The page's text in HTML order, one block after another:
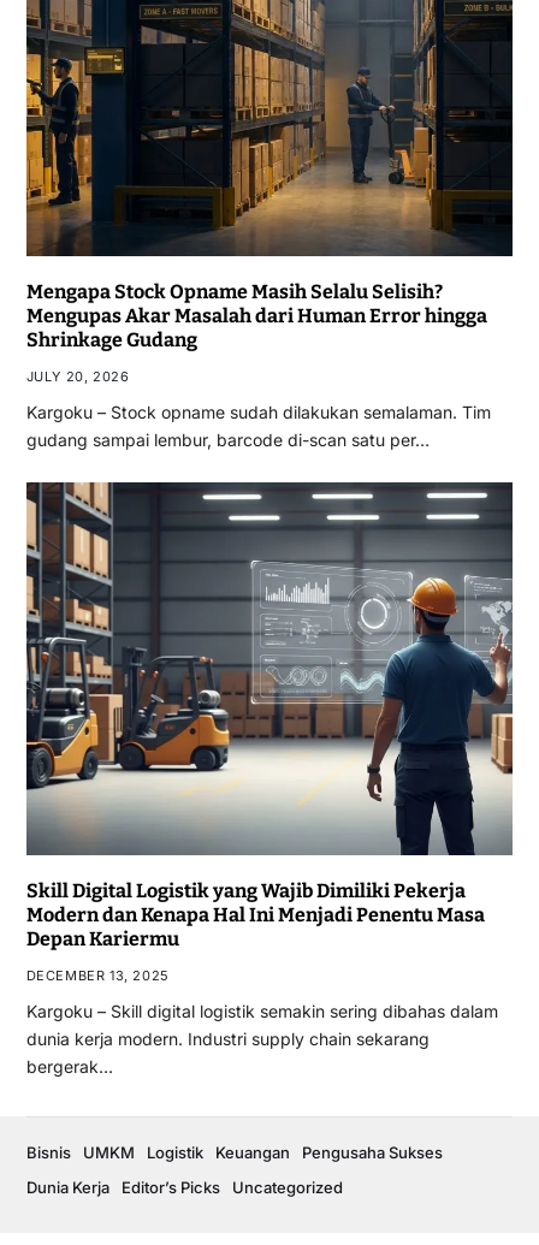
Mengapa Stock Opname Masih Selalu Selisih?
Mengupas Akar Masalah dari Human Error hingga
Shrinkage Gudang
JULY 20, 2026
Kargoku – Stock opname sudah dilakukan semalaman. Tim
gudang sampai lembur, barcode di-scan satu per…
Skill Digital Logistik yang Wajib Dimiliki Pekerja
Modern dan Kenapa Hal Ini Menjadi Penentu Masa
Depan Kariermu
DECEMBER 13, 2025
Kargoku – Skill digital logistik semakin sering dibahas dalam
dunia kerja modern. Industri supply chain sekarang
bergerak…
Bisnis UMKM Logistik Keuangan
Pengusaha Sukses
Dunia Kerja
Editor’s Picks Uncategorized